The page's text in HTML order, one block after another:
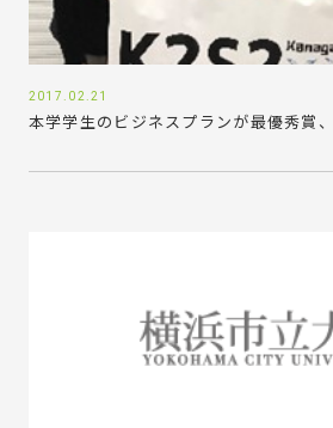
2017.02.21
本学学生のビジネスプランが最優秀賞